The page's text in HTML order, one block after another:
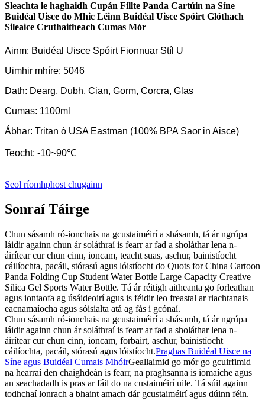
Sleachta le haghaidh Cupán Fillte Panda Cartúin na Síne
Buidéal Uisce do Mhic Léinn Buidéal Uisce Spóirt Glóthach
Sileaice Cruthaitheach Cumas Mór
Ainm: Buidéal Uisce Spóirt Fionnuar Stíl U
Uimhir mhíre: 5046
Dath: Dearg, Dubh, Cian, Gorm, Corcra, Glas
Cumas: 1100ml
Ábhar: Tritan ó USA Eastman (100% BPA Saor in Aisce)
Teocht: -10~90℃
Seol ríomhphost chugainn
Sonraí Táirge
Chun sásamh ró-ionchais na gcustaiméirí a shásamh, tá ár ngrúpa
láidir againn chun ár soláthraí is fearr ar fad a sholáthar lena n-
áirítear cur chun cinn, ioncam, teacht suas, aschur, bainistíocht
cáilíochta, pacáil, stórasú agus lóistíocht do Quots for China Cartoon
Panda Folding Cup Student Water Bottle Large Capacity Creative
Silica Gel Sports Water Bottle. Tá ár réitigh aitheanta go forleathan
agus iontaofa ag úsáideoirí agus is féidir leo freastal ar riachtanais
eacnamaíocha agus sóisialta atá ag fás i gcónaí.
Chun sásamh ró-ionchais na gcustaiméirí a shásamh, tá ár ngrúpa
láidir againn chun ár soláthraí is fearr ar fad a sholáthar lena n-
áirítear cur chun cinn, ioncam, forbairt, aschur, bainistíocht
cáilíochta, pacáil, stórasú agus lóistíocht.Praghas Buidéal Uisce na
Síne agus Buidéal Cumais MhóirGeallaimid go mór go gcuirfimid
na hearraí den chaighdeán is fearr, na praghsanna is iomaíche agus
an seachadadh is pras ar fáil do na custaiméirí uile. Tá súil againn
todhchaí lonrach a bhaint amach dár gcustaiméirí agus dúinn féin.